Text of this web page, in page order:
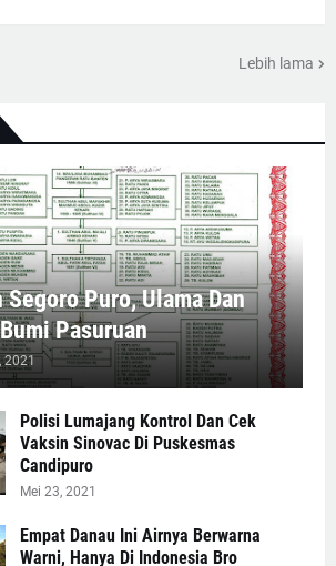
Lebih lama
Puro, Ulama Dan
Pasuruan
2021
Polisi Lumajang Kontrol Dan Cek
Vaksin Sinovac Di Puskesmas
Candipuro
Mei 23, 2021
Empat Danau Ini Airnya Berwarna
Warni, Hanya Di Indonesia Bro